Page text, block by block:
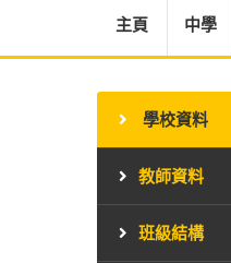
主頁 中學
學校資料
教師資料
班級結構